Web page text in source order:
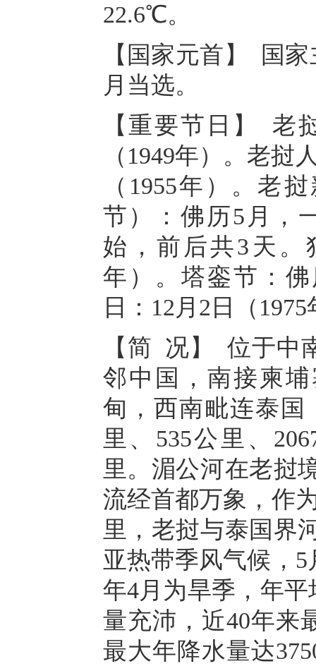
22.6℃。
【国家元首】 国
月当选。
【重要节日】 老
（1949年）。老挝
（1955年）。老
节）：佛历5月，
始，前后共3天。
年）。塔銮节：
日：12月2日（
【简 况】 位于中
邻中国，南接柬
甸，西南毗连泰国
里、535公里、
里。湄公河在老挝
流经首都万象，作
里，老挝与泰国界
亚热带季风气候，
年4月为旱季，年
量充沛，近40年来
最大年降水量达